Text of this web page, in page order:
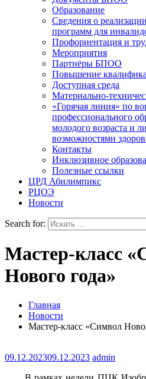
Образование
Сведения о
программ для
Профориентация и
Мероприятия
Партнёры БПОО
Повышение
Доступная среда
Материально-
«Горячая линия» по
профессионального
молодого возраста и
возможностями
Контакты
Инклюзивное
Полезные ссылки
ЦРД Абилимпикс
РЦОЭ
Новости
Search for:
Мастер-класс
Нового года»
Главная
Новости
Мастер-класс «Символ
09.12.202309.12.2023 admin